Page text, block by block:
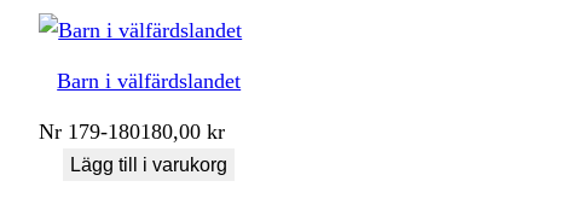
Barn i välfärdslandet
Nr 179-180180,00kr
Lägg till i varukorg